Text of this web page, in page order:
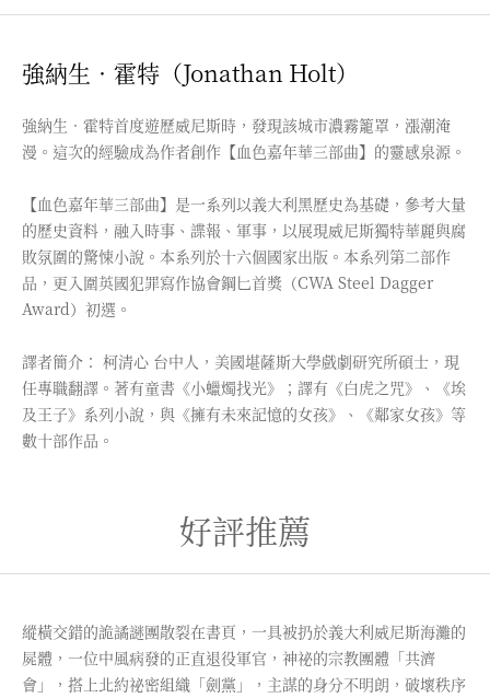
強納生．霍特（Jonathan Holt）
強納生．霍特首度遊歷威尼斯時，發現該城市濃霧籠罩，漲潮淹
漫。這次的經驗成為作者創作【血色嘉年華三部曲】的靈感泉源。
【血色嘉年華三部曲】是一系列以義大利黑歷史為基礎，參考大量
的歷史資料，融入時事、諜報、軍事，以展現威尼斯獨特華麗與腐
敗氛圍的驚悚小說。本系列於十六個國家出版。本系列第二部作
品，更入圍英國犯罪寫作協會鋼匕首獎（CWA Steel Dagger
Award）初選。
譯者簡介： 柯清心 台中人，美國堪薩斯大學戲劇研究所碩士，現
任專職翻譯。著有童書《小蠟燭找光》；譯有《白虎之咒》、《埃
及王子》系列小說，與《擁有未來記憶的女孩》、《鄰家女孩》等
數十部作品。
好評推薦
縱橫交錯的詭譎謎團散裂在書頁，一具被扔於義大利威尼斯海灘的
屍體，一位中風病發的正直退役軍官，神祕的宗教團體「共濟
會」，搭上北約祕密組織「劍黨」，主謀的身分不明朗，破壞秩序